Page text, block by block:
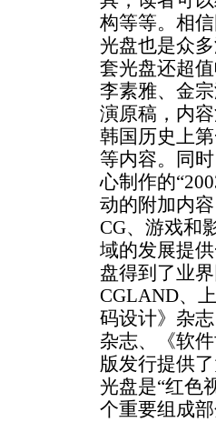
构等等。相
光盘也是众
套光盘还超
李素雅、金
演原稿，内
韩国历史上
等内容。同
心制作的
动的附加内
CG、游戏和
域的发展提
盘得到了业
CGLAND、
码设计》杂
杂志、《软
版发行提供
光盘是“红色
个重要组成